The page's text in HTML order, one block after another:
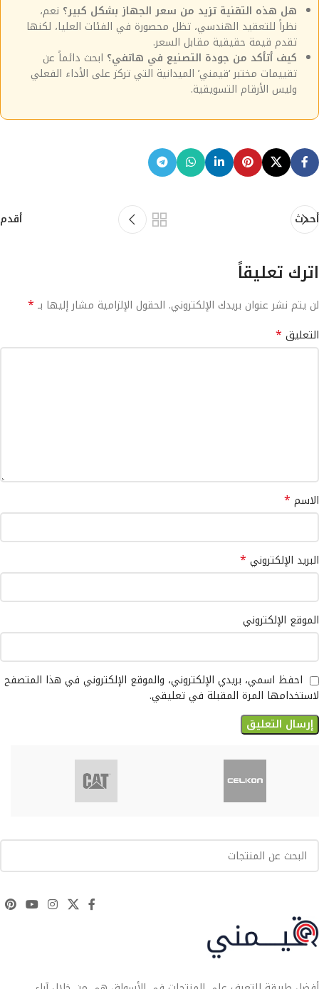
هل هذه التقنية تزيد من سعر الجهاز بشكل كبير؟ نعم،
نظراً للتعقيد الهندسي، تظل محصورة في الفئات العليا، لكنها
تقدم قيمة حقيقية مقابل السعر.
كيف أتأكد من جودة التصنيع في هاتفي؟ ابحث دائماً عن
تقييمات مختبر ‘قيمني’ الميدانية التي تركز على الأداء الفعلي
وليس الأرقام التسويقية.
أحدث أقدم
اترك تعليقاً
لن يتم نشر عنوان بريدك الإلكتروني. الحقول الإلزامية مشار إليها بـ *
التعليق *
الاسم *
البريد الإلكتروني *
الموقع الإلكتروني
احفظ اسمي، بريدي الإلكتروني، والموقع الإلكتروني في هذا المتصفح
لاستخدامها المرة المقبلة في تعليقي.